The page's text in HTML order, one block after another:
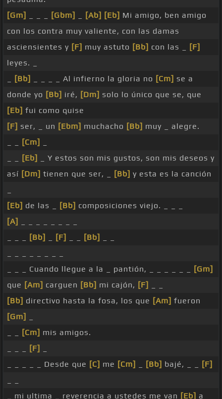
[Gm]
[Gbm] [Ab] [Eb] Mi amigo, ben amigo
con los contra muy valiente, con las damas
asciensientes y [F] muy astuto [Bb] con las _
[F]
leyes. _
[Bb] _ _ _ _ Al infierno la gloria no [Cm] se a
donde yo [Bb] iré, [Dm] solo lo único que se, que
[Eb] fui como quise
[F] ser, _ un [Ebm] muchacho [Bb] muy _ alegre.
[Cm]
[Eb]
_ Y estos son mis gustos, son mis deseos y
así [Dm] tienen que ser, _ [Bb] y esta es la canción
[Eb] de las _ [Bb] composiciones viejo. _ _ _
[A]
[Bb] [F] [Bb]
_ _ _ Cuando llegue a la _ pantión, _ _ _ _ _ _
[Gm]
que [Am] carguen [Bb] mi cajón, [F]
[Bb] directivo hasta la fosa, los que [Am] fueron
[Gm]
[Cm] mis amigos.
[F]
_ _ _ _ _ Desde que [C] me [Cm] [Bb] bajé, _ _
[F]
_ mi ultima _ reverencia a ustedes me van [Eb] a